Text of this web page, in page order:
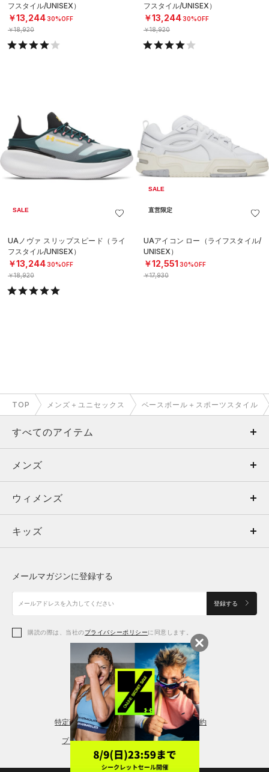
フスタイル/UNISEX）
￥13,24430%OFF
￥18,920
フスタイル/UNISEX）
￥13,24430%OFF
￥18,920
SALE
UAノヴァ スリップスピード（ライ
フスタイル/UNISEX）
￥13,24430%OFF
￥18,920
SALE
直営限定
UAアイコン ロー（ライフスタイル/
UNISEX）
￥12,551 30%OFF
￥17,930
TOP メンズ＋ユニセックス ベースボール＋スポーツスタイル
すべてのアイテム
メンズ
ウィメンズ
キッズ
アクセサリー
メンズ
トップス
ボトムス
アクセサリー
ウィメンズ
トップス
シューズ
アクセサリー
レギンス＆タイツ
キッズ
シューズ
メールマガジンに登録する
登録する
購読の際は、当社のプライバシーポリシーに同意します。
特定商取引法に基づく通販の表記 会員規約
プライバシーポリシー